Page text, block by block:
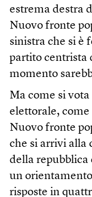
estrema destra
Nuovo fronte
sinistra che si è
partito centrista
momento
Ma come si
elettorale, come
Nuovo fronte
che si arrivi alla
della
un
risposte in